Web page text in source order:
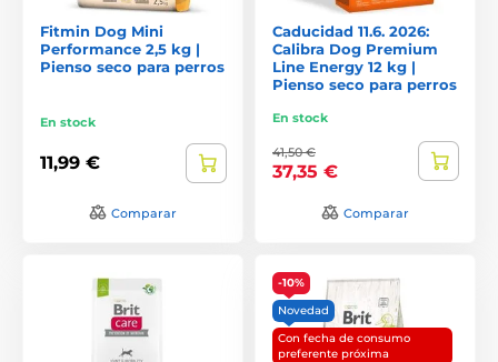
Fitmin Dog Mini
Performance 2,5 kg |
Pienso seco para perros
En stock
11,99 €
Comparar
Caducidad 11.6. 2026:
Calibra Dog Premium
Line Energy 12 kg |
Pienso seco para perros
En stock
41,50 €
37,35 €
Comparar
-10%
Novedad
Con fecha de consumo
preferente próxima